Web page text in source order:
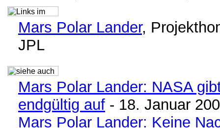
Mars Polar Lander,
JPL
Mars Polar Lander: NASA
endgültig auf - 18. Januar
Mars Polar Lander: Keine